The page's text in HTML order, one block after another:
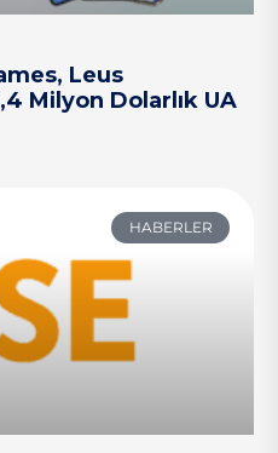
Leus
Milyon Dolarlık UA
HABERLER